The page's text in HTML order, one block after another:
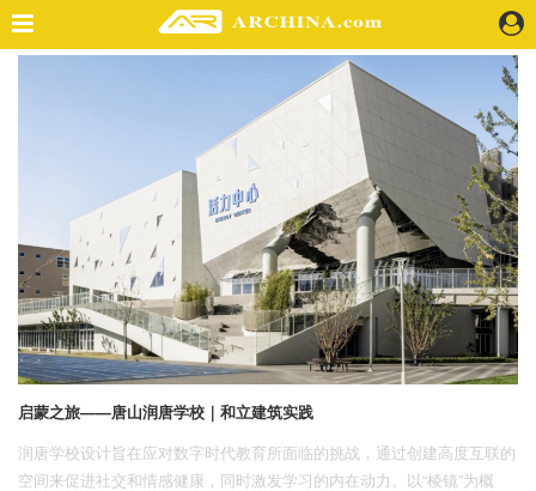
视 频
头条资讯
业 界
机 构
地 产
快速搜索
启蒙之旅——唐山润唐学校｜和立建筑实践
润唐学校设计旨在应对数字时代教育所面临的挑战，通过创建高度互联的
空间来促进社交和情感健康，同时激发学习的内在动力。以“棱镜”为概